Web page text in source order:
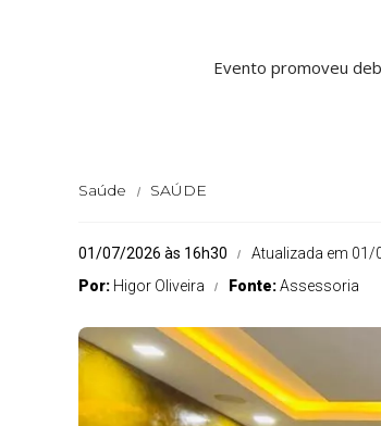
Evento promoveu
Saúde SAÚDE
01/07/2026 às 16h30
Atualizada em 01/
Por: Higor Oliveira Fonte:Assessoria